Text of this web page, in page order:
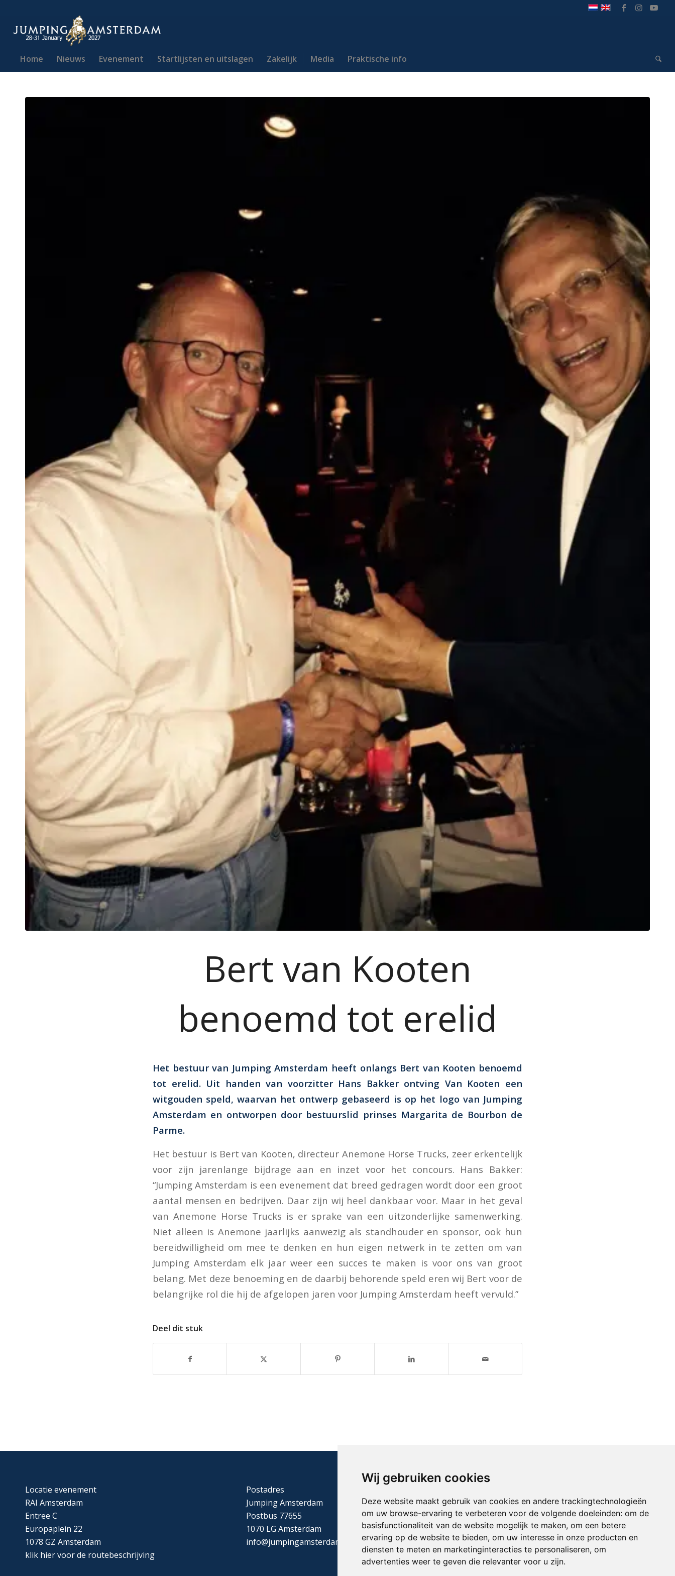
Wij gebruiken cookies
Deze website maakt gebruik van cookies en andere trackingtechnologieën
om uw browse-ervaring te verbeteren voor de volgende doeleinden: om de
basisfunctionaliteit van de website mogelijk te maken, om een betere
ervaring op de website te bieden, om uw interesse in onze producten en
diensten te meten en marketinginteracties te personaliseren, om
advertenties weer te geven die relevanter voor u zijn.
Home Nieuws Evenement Startlijsten en uitslagen Zakelijk Media Praktische info
Bert van Kooten
benoemd tot erelid
Het bestuur van Jumping Amsterdam heeft onlangs Bert van Kooten benoemd
tot erelid. Uit handen van voorzitter Hans Bakker ontving Van Kooten een
witgouden speld, waarvan het ontwerp gebaseerd is op het logo van Jumping
Amsterdam en ontworpen door bestuurslid prinses Margarita de Bourbon de
Parme.
Het bestuur is Bert van Kooten, directeur Anemone Horse Trucks, zeer erkentelijk
voor zijn jarenlange bijdrage aan en inzet voor het concours. Hans Bakker:
“Jumping Amsterdam is een evenement dat breed gedragen wordt door een groot
aantal mensen en bedrijven. Daar zijn wij heel dankbaar voor. Maar in het geval
van Anemone Horse Trucks is er sprake van een uitzonderlijke samenwerking.
Niet alleen is Anemone jaarlijks aanwezig als standhouder en sponsor, ook hun
bereidwilligheid om mee te denken en hun eigen netwerk in te zetten om van
Jumping Amsterdam elk jaar weer een succes te maken is voor ons van groot
belang. Met deze benoeming en de daarbij behorende speld eren wij Bert voor de
belangrijke rol die hij de afgelopen jaren voor Jumping Amsterdam heeft vervuld.”
Deel dit stuk
Locatie evenement
RAI Amsterdam
Entree C
Europaplein 22
1078 GZ Amsterdam
klik hiervoor de routebeschrijving
Postadres
Jumping Amsterdam
Postbus 77655
1070 LG Amsterdam
info@jumpingamsterdam.nl